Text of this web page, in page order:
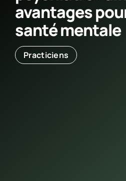
avantages
santé mentale
Practiciens